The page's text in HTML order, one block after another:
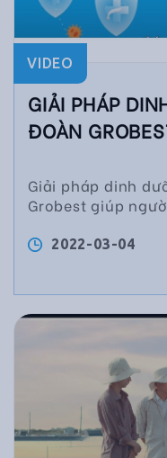
VIDEO
GIẢI PHÁP
ĐOÀN
Giải pháp dinh
Grobest giúp
2022-03-04